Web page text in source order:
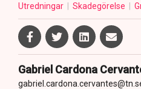
Utredningar
Skadegörelse
Gabriel Cardona